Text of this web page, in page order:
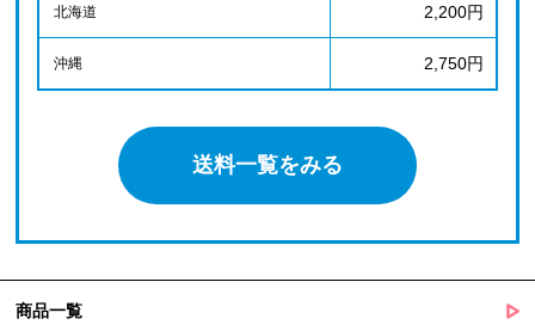
北海道 2,200円
沖縄 2,750円
送料一覧をみる
商品一覧